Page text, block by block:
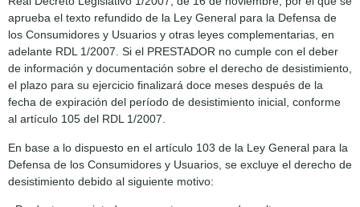
aprueba el texto refundido de la Ley General para la Defensa de
los Consumidores y Usuarios y otras leyes complementarias, en
adelante RDL 1/2007. Si el PRESTADOR no cumple con el deber
de información y documentación sobre el derecho de desistimiento,
el plazo para su ejercicio finalizará doce meses después de la
fecha de expiración del período de desistimiento inicial, conforme
al artículo 105 del RDL 1/2007.
En base a lo dispuesto en el artículo 103 de la Ley General para la
Defensa de los Consumidores y Usuarios, se excluye el derecho de
desistimiento debido al siguiente motivo: